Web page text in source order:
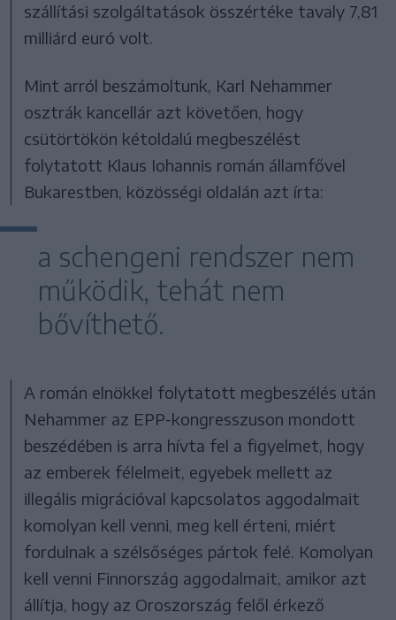
szállítási szolgáltatások összértéke tavaly 7,81
milliárd euró volt.
Mint arról beszámoltunk, Karl Nehammer
osztrák kancellár azt követően, hogy
csütörtökön kétoldalú megbeszélést
folytatott Klaus Iohannis román államfővel
Bukarestben, közösségi oldalán azt írta:
a schengeni rendszer nem
működik, tehát nem
bővíthető.
A román elnökkel folytatott megbeszélés után
Nehammer az EPP-kongresszuson mondott
beszédében is arra hívta fel a figyelmet, hogy
az emberek félelmeit, egyebek mellett az
illegális migrációval kapcsolatos aggodalmait
komolyan kell venni, meg kell érteni, miért
fordulnak a szélsőséges pártok felé. Komolyan
kell venni Finnország aggodalmait, amikor azt
állítja, hogy az Oroszország felől érkező